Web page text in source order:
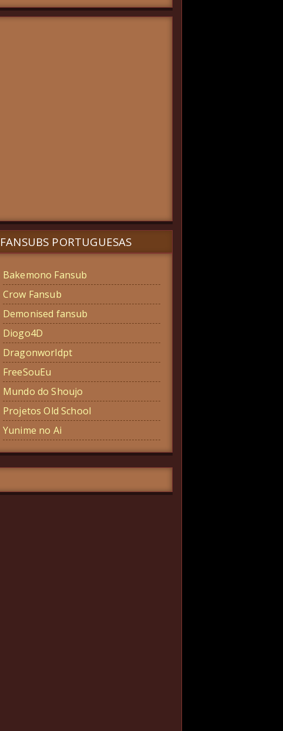
FANSUBS PORTUGUESAS
Bakemono Fansub
Crow Fansub
Demonised fansub
Diogo4D
Dragonworldpt
FreeSouEu
Mundo do Shoujo
Projetos Old School
Yunime no Ai